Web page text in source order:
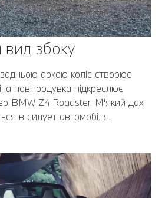
збоку.
аркою коліс створює
а повітродувка підкреслює
BMW Z4 Roadster. М'який дах
в силует автомобіля.